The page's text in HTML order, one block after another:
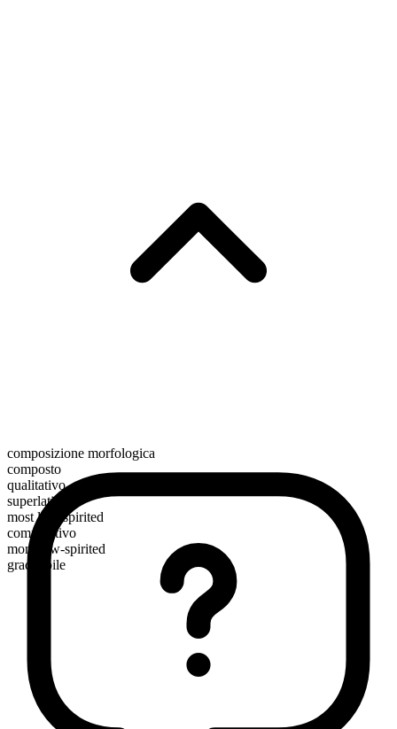
composizione morfologica
composto
qualitativo
superlativo
most low-spirited
comparativo
more low-spirited
graduabile